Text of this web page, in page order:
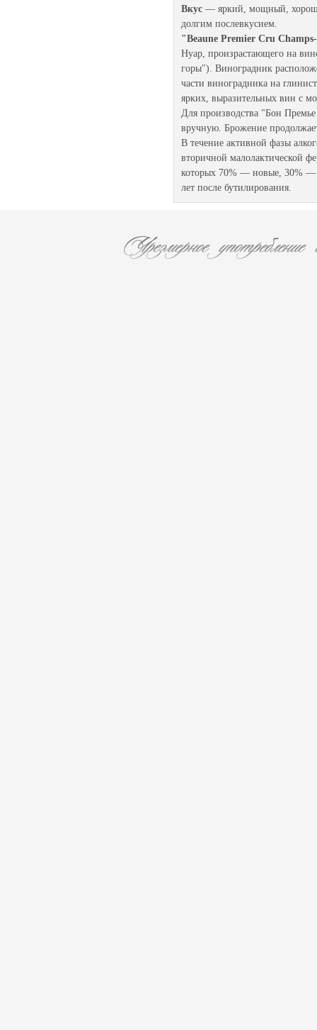
Вкус — яркий, мощный,
долгим послевкусием.
"Beaune Premier Cru
Нуар, произрастающего на
горы"). Виноградник
части виноградника на
ярких, выразительных вин с
Для производства "Бон
вручную. Брожение
В течение активной фазы
вторичной малолактической
которых 70% — новые, 30% —
лет после бутилирования.